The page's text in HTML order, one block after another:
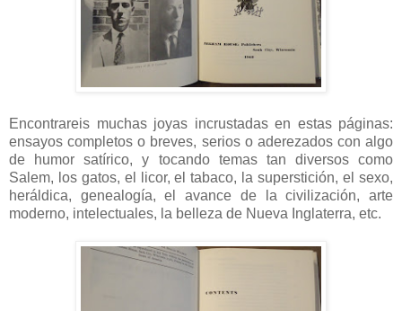
Encontrareis muchas joyas incrustadas en estas páginas:
ensayos completos o breves, serios o aderezados con algo
de humor satírico, y tocando temas tan diversos como
Salem, los gatos, el licor, el tabaco, la superstición, el sexo,
heráldica, genealogía, el avance de la civilización, arte
moderno, intelectuales, la belleza de Nueva Inglaterra, etc.